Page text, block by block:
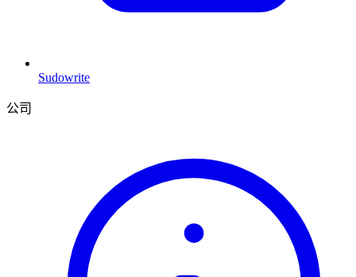
Sudowrite
公司